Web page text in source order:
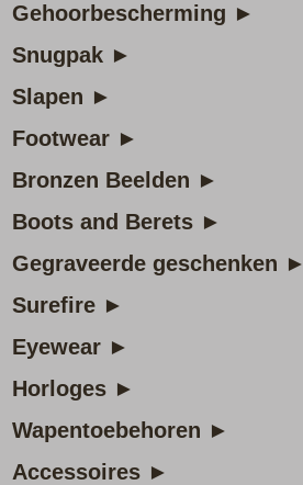
Gehoorbescherming ►
Snugpak ►
Slapen ►
Footwear ►
Bronzen Beelden ►
Boots and Berets ►
Gegraveerde geschenken ►
Surefire ►
Eyewear ►
Horloges ►
Wapentoebehoren ►
Accessoires ►